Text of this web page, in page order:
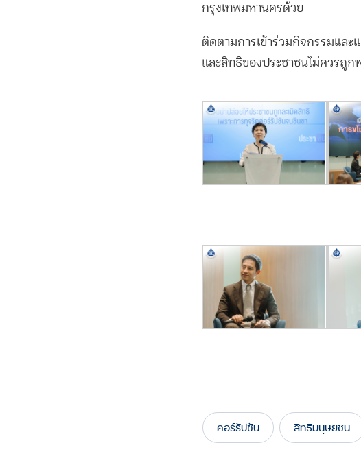
กรุงเทพมหานครด้วย
ติดตามการเข้าร่วมกิจกรรมและ
และสิทธิของประชาชนไม่ควรถูก
คอร์รัปชัน สิทธิมนุษยชน